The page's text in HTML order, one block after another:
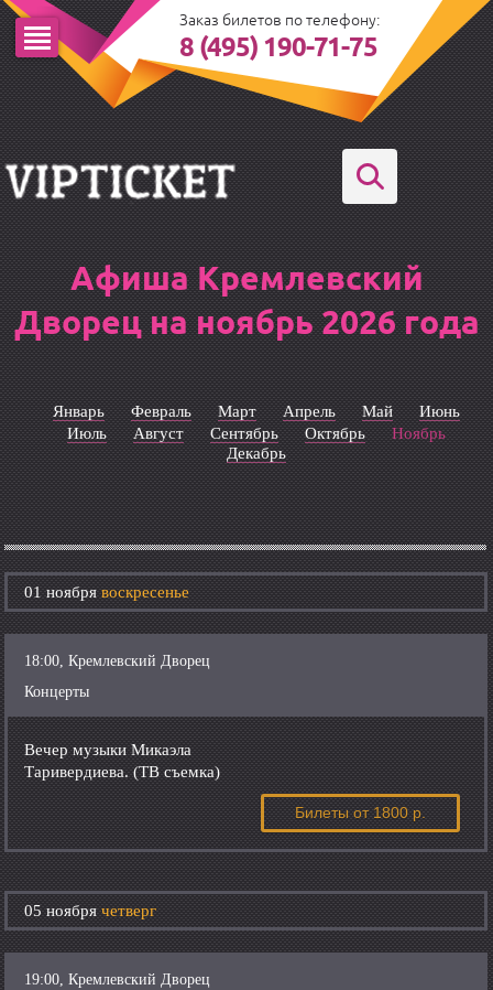
Заказ билетов по телефону:
8 (495) 190-71-75
Афиша Кремлевский
Дворец на ноябрь 2026 года
Январь Февраль Март Апрель Май
Июнь
Июль
Август Сентябрь Октябрь
Ноябрь
Декабрь
01 ноябрявоскресенье
18:00, Кремлевский Дворец
Концерты
Вечер музыки Микаэла
Таривердиева. (ТВ съемка)
Билеты от 1800 р.
05 ноябрячетверг
19:00, Кремлевский Дворец